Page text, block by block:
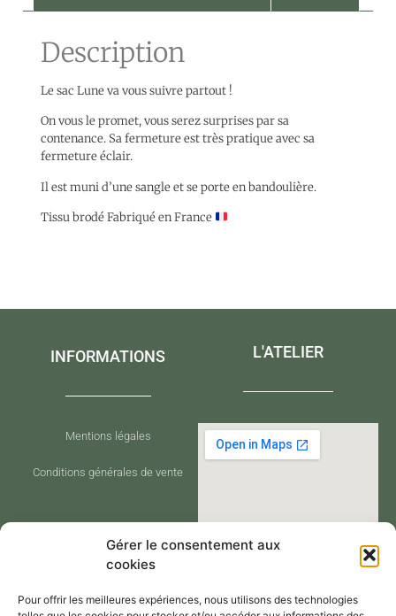
Gérer le consentement aux
cookies
Pour offrir les meilleures expériences, nous utilisons des technologies
Description
Le sac Lune va vous suivre partout !
On vous le promet, vous serez surprises par sa
contenance. Sa fermeture est très pratique avec sa
fermeture éclair.
Il est muni d’une sangle et se porte en bandoulière.
Tissu brodé Fabriqué en France
INFORMATIONS
Mentions légales
Conditions générales de vente
L'ATELIER